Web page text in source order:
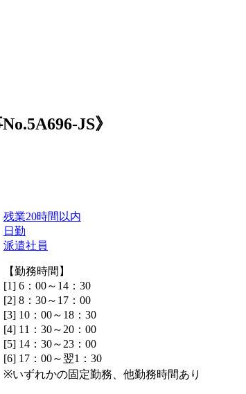
JS》
残業20時間以内
日勤
派遣社員
【勤務時間】
[1] 6：00～14：30
[2] 8：30～17：00
[3] 10：00～18：30
[4] 11：30～20：00
[5] 14：30～23：00
[6] 17：00～翌1：30
※いずれかの固定勤務、他勤務時間あり